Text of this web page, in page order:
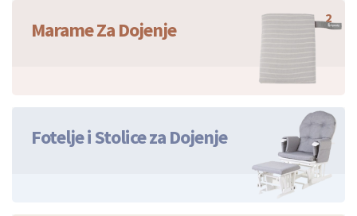
Marame Za Dojenje 2
Fotelje i Stolice za Dojenje 1